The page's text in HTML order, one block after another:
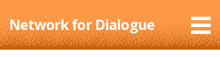
content
Network for Dialogue